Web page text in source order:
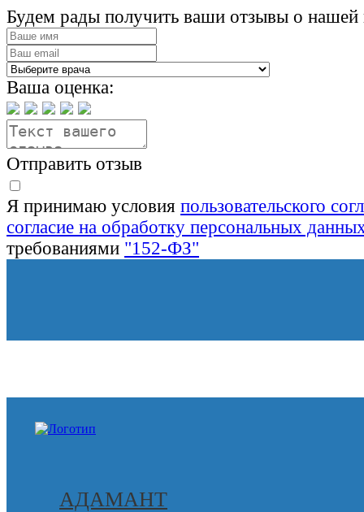
Будем рады получить ваши отзывы о нашей
Ваша оценка:
Отправить отзыв
Я принимаю условия пользовательского
согласие на обработку персональных
требованиями "152-ФЗ"
АДАМАНТ